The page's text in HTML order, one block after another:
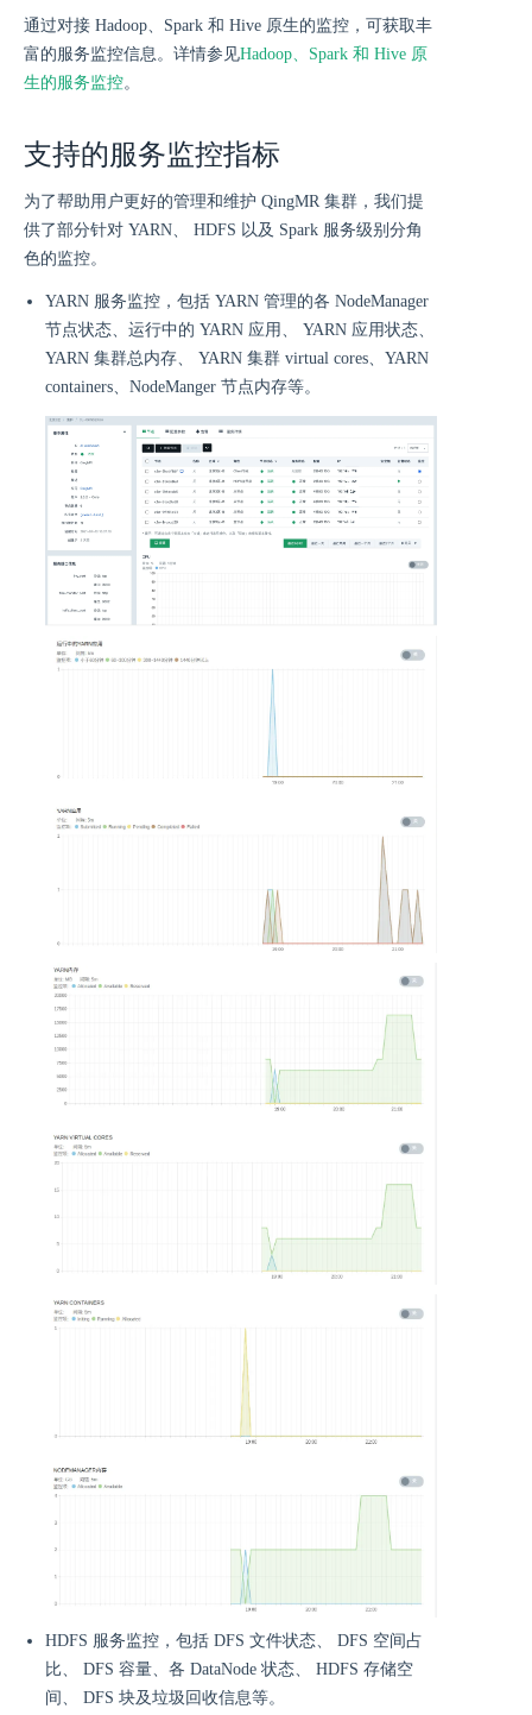
通过对接 Hadoop、Spark 和 Hive 原生的监控，可获取丰
富的服务监控信息。详情参见Hadoop、Spark 和 Hive 原
生的服务监控。
支持的服务监控指标
为了帮助用户更好的管理和维护 QingMR 集群，我们提
供了部分针对 YARN、 HDFS 以及 Spark 服务级别分角
色的监控。
YARN 服务监控，包括 YARN 管理的各 NodeManager
节点状态、运行中的 YARN 应用、 YARN 应用状态、
YARN 集群总内存、 YARN 集群 virtual cores、YARN
containers、NodeManger 节点内存等。
HDFS 服务监控，包括 DFS 文件状态、 DFS 空间占
比、 DFS 容量、各 DataNode 状态、 HDFS 存储空
间、 DFS 块及垃圾回收信息等。